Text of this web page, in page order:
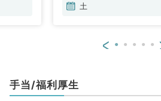
土
<
手当/福利厚生